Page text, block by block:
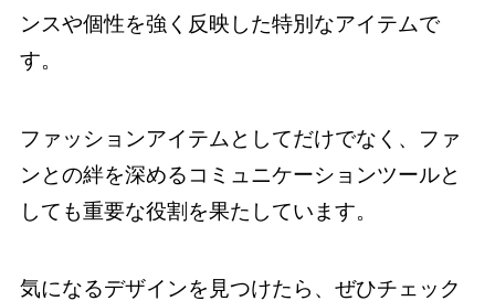
ンスや個性を強く反映した特別なアイテムで
す。
ファッションアイテムとしてだけでなく、ファ
ンとの絆を深めるコミュニケーションツールと
しても重要な役割を果たしています。
気になるデザインを見つけたら、ぜひチェック